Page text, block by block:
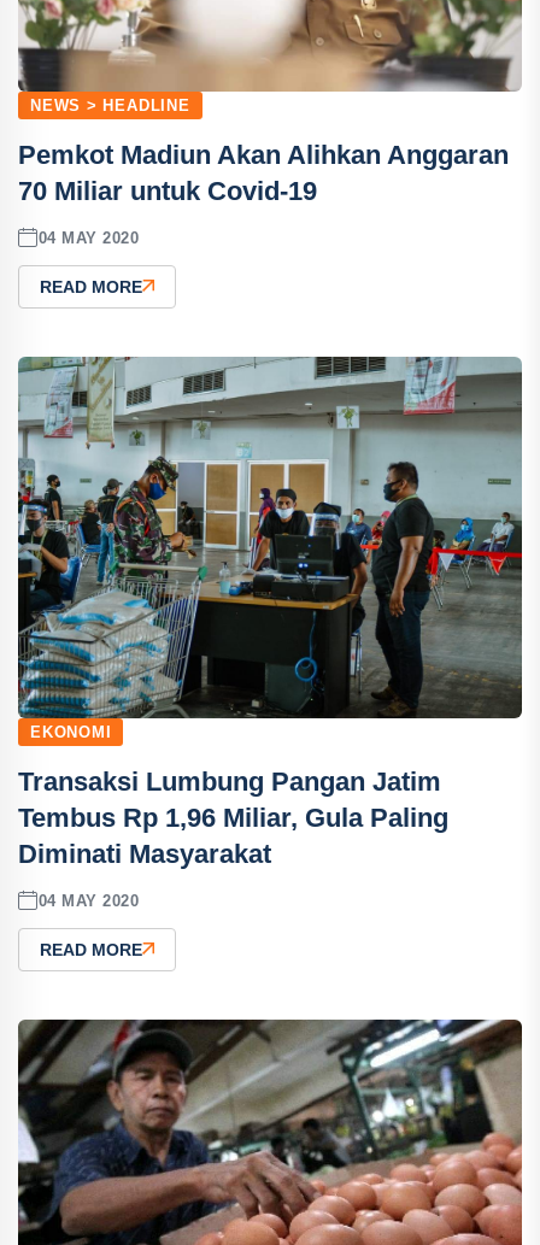
NEWS > HEADLINE
Pemkot Madiun Akan Alihkan Anggaran
70 Miliar untuk Covid-19
04 MAY 2020
READ MORE
EKONOMI
Transaksi Lumbung Pangan Jatim
Tembus Rp 1,96 Miliar, Gula Paling
Diminati Masyarakat
04 MAY 2020
READ MORE